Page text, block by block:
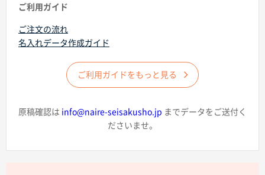
ターゲットから探す
目的・シーンから探す
イベントから探す
印刷色から探す
ご利用ガイド
ご注文の流れ
名入れデータ作成ガイド
ご利用ガイドをもっと見る
原稿確認は info@naire-seisakusho.jp までデータをご送付く
ださいませ。